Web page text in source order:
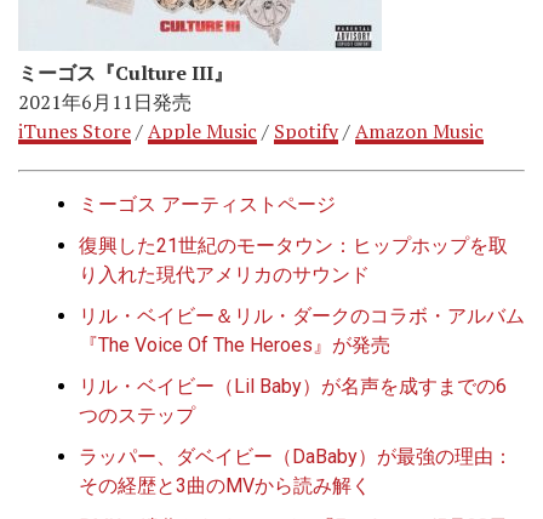
ミーゴス『Culture III』
2021年6月11日発売
iTunes Store/Apple Music / Spotify/Amazon Music
ミーゴス アーティストページ
復興した21世紀のモータウン：ヒップホップを取
り入れた現代アメリカのサウンド
リル・ベイビー＆リル・ダークのコラボ・アルバム
『The Voice Of The Heroes』が発売
リル・ベイビー（Lil Baby）が名声を成すまでの6
つのステップ
ラッパー、ダベイビー（DaBaby）が最強の理由：
その経歴と3曲のMVから読み解く